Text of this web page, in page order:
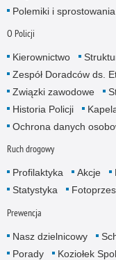
Polemiki i sprostowania
O Policji
Kierownictwo
Zespół Doradców ds.
Związki zawodowe
Historia Policji
Ochrona danych
Ruch drogowy
Profilaktyka Akcje
Statystyka
Prewencja
Nasz dzielnicowy
Porady
Koziołek